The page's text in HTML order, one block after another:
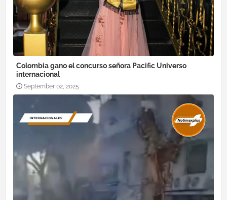
Colombia gano el concurso señora Pacific Universo
internacional
September 02, 2025